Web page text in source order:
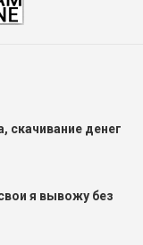
скачивание денег
я вывожу без